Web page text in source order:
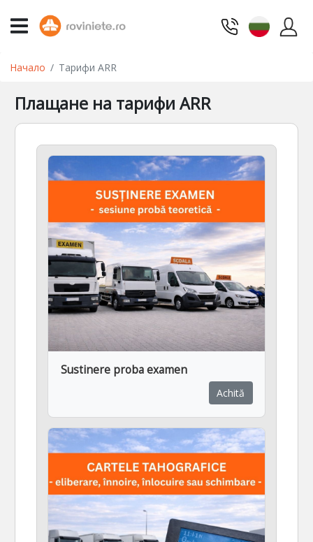
Начало Тарифи ARR
Плащане на тарифи ARR
Sustinere proba examen
Achită